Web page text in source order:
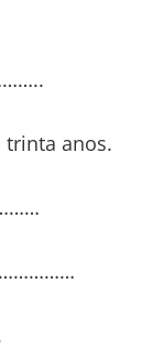
trinta anos.